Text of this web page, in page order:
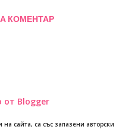
Стоянова и осма
подготовка на най-
Бонус: Участие в
с възможност да
КОМЕНТАР
от Blogger
сайта, са със запазени авторски